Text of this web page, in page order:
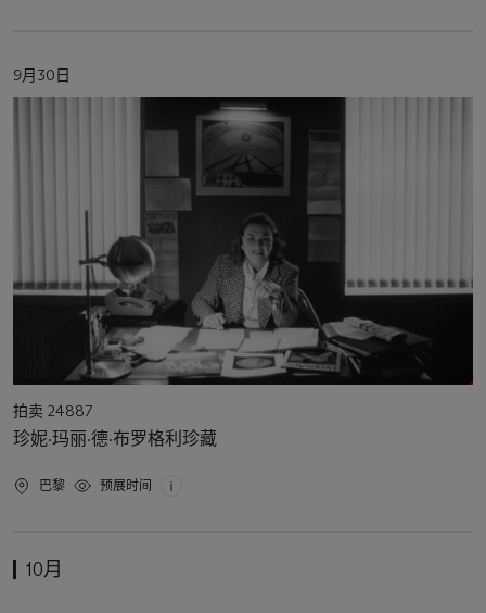
活
动
9月30日
活
动
类
拍卖 24887
珍妮·玛丽·德·布罗格利珍藏
活
巴黎 预展时间
10月